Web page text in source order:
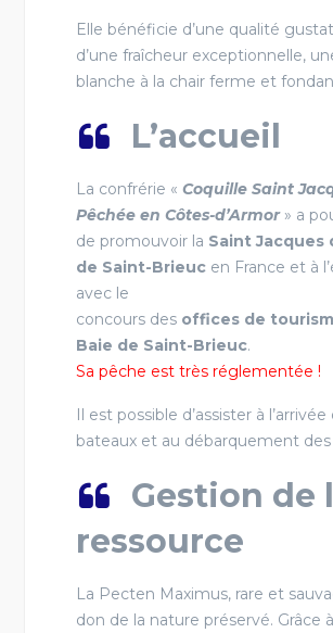
Elle bénéficie d’une qualité
d’une fraîcheur exceptionnelle,
blanche à la chair ferme et
L’accueil
La confrérie «Coquille Saint
Pêchée en Côtes-d’Armor » a
de promouvoir la Saint Jacques
de Saint-Brieuc en France et à
avec le
concours des offices de
Baie de Saint-Brieuc.
Sa pêche est très réglementée !
Il est possible d’assister à l’arrivée
bateaux et au débarquement des
Gestion de
ressource
La Pecten Maximus, rare et
don de la nature préservé. Grâce